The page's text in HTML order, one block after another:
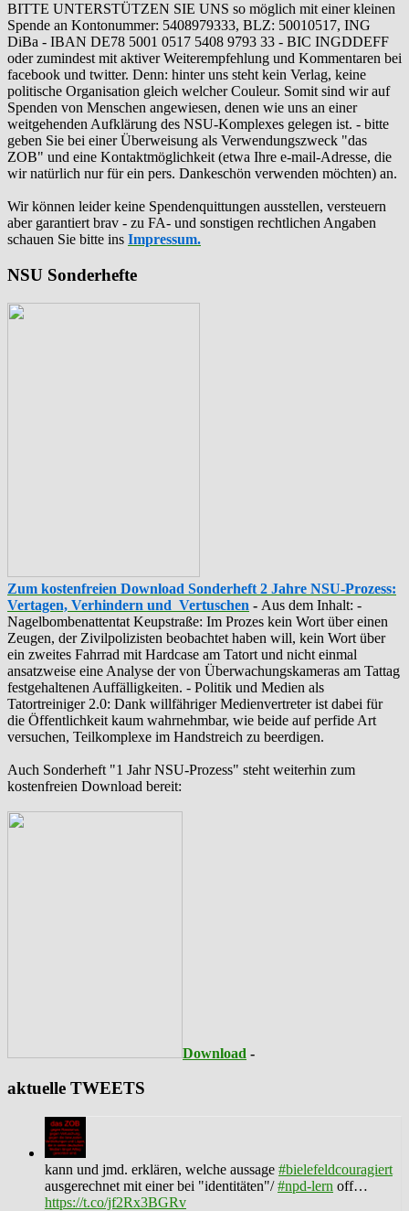
BITTE UNTERSTÜTZEN SIE UNS so möglich mit einer kleinen
Spende an Kontonummer: 5408979333, BLZ: 50010517, ING
DiBa - IBAN DE78 5001 0517 5408 9793 33 - BIC INGDDEFF
oder zumindest mit aktiver Weiterempfehlung und Kommentaren bei
facebook und twitter. Denn: hinter uns steht kein Verlag, keine
politische Organisation gleich welcher Couleur. Somit sind wir auf
Spenden von Menschen angewiesen, denen wie uns an einer
weitgehenden Aufklärung des NSU-Komplexes gelegen ist. - bitte
geben Sie bei einer Überweisung als Verwendungszweck "das
ZOB" und eine Kontaktmöglichkeit (etwa Ihre e-mail-Adresse, die
wir natürlich nur für ein pers. Dankeschön verwenden möchten) an.
Wir können leider keine Spendenquittungen ausstellen, versteuern
aber garantiert brav - zu FA- und sonstigen rechtlichen Angaben
schauen Sie bitte ins Impressum.
NSU Sonderhefte
Zum kostenfreien Download Sonderheft 2 Jahre NSU-Prozess:
Vertagen, Verhindern und Vertuschen - Aus dem Inhalt: -
‪Nagelbombenattentat‬ ‎Keupstraße‬: Im Prozes kein Wort über einen
Zeugen, der Zivilpolizisten beobachtet haben will, kein Wort über
ein zweites Fahrrad mit Hardcase am Tatort und nicht einmal
ansatzweise eine Analyse der von Überwachungskameras am Tattag
festgehaltenen Auffälligkeiten. - Politik und Medien als
‪Tatortreiniger‬ 2.0: Dank willfähriger Medienvertreter ist dabei für
die Öffentlichkeit kaum wahrnehmbar, wie beide auf perfide Art
versuchen, Teilkomplexe im Handstreich zu beerdigen.
Auch Sonderheft "1 Jahr NSU-Prozess" steht weiterhin zum
kostenfreien Download bereit:
Download -
aktuelle TWEETS
kann und jmd. erklären, welche aussage #bielefeldcouragiert
ausgerechnet mit einer bei "identitäten"/#npd-lern off…
https://t.co/jf2Rx3BGRv